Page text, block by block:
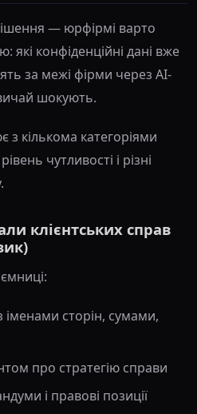
— юрфірмі варто
які конфіденційні дані вже
за межі фірми через AI-
шокують.
кількома категоріями
чутливості і різні
клієнтських справ
сторін, сумами,
про стратегію справи
і правові позиції